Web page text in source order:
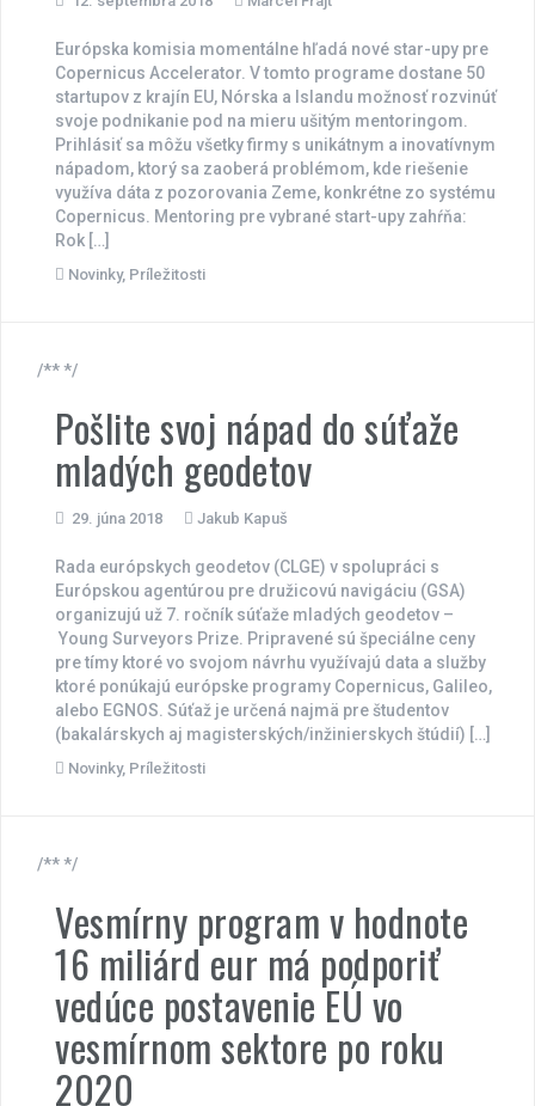
Európska komisia momentálne hľadá nové star-upy pre
Copernicus Accelerator. V tomto programe dostane 50
startupov z krajín EU, Nórska a Islandu možnosť rozvinúť
svoje podnikanie pod na mieru ušitým mentoringom.
Prihlásiť sa môžu všetky firmy s unikátnym a inovatívnym
nápadom, ktorý sa zaoberá problémom, kde riešenie
využíva dáta z pozorovania Zeme, konkrétne zo systému
Copernicus. Mentoring pre vybrané start-upy zahŕňa:
Rok […]
Novinky, Príležitosti
/** */
Pošlite svoj nápad do súťaže
mladých geodetov
29. júna 2018 Jakub Kapuš
Rada európskych geodetov (CLGE) v spolupráci s
Európskou agentúrou pre družicovú navigáciu (GSA)
organizujú už 7. ročník súťaže mladých geodetov –
Young Surveyors Prize. Pripravené sú špeciálne ceny
pre tímy ktoré vo svojom návrhu využívajú data a služby
ktoré ponúkajú európske programy Copernicus, Galileo,
alebo EGNOS. Súťaž je určená najmä pre študentov
(bakalárskych aj magisterských/inžinierskych štúdií) […]
Novinky, Príležitosti
/** */
Vesmírny program v hodnote
16 miliárd eur má podporiť
vedúce postavenie EÚ vo
vesmírnom sektore po roku
2020